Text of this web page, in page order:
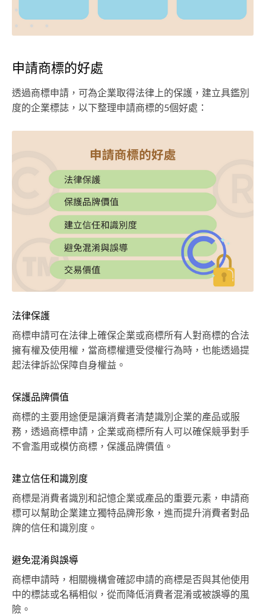
申請商標的好處
透過商標申請，可為企業取得法律上的保護，建立具鑑別
度的企業標誌，以下整理申請商標的5個好處：
法律保護
商標申請可在法律上確保企業或商標所有人對商標的合法
擁有權及使用權，當商標權遭受侵權行為時，也能透過提
起法律訴訟保障自身權益。
保護品牌價值
商標的主要用途便是讓消費者清楚識別企業的產品或服
務，透過商標申請，企業或商標所有人可以確保競爭對手
不會濫用或模仿商標，保護品牌價值。
建立信任和識別度
商標是消費者識別和記憶企業或產品的重要元素，申請商
標可以幫助企業建立獨特品牌形象，進而提升消費者對品
牌的信任和識別度。
避免混淆與誤導
商標申請時，相關機構會確認申請的商標是否與其他使用
中的標誌或名稱相似，從而降低消費者混淆或被誤導的風
險。